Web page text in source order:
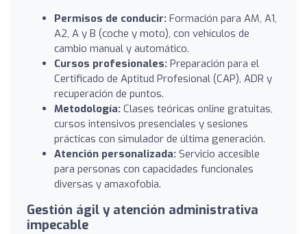
Permisos de conducir: Formación para AM, A1,
A2, A y B (coche y moto), con vehículos de
cambio manual y automático.
Cursos profesionales: Preparación para el
Certificado de Aptitud Profesional (CAP), ADR y
recuperación de puntos.
Metodología: Clases teóricas online gratuitas,
cursos intensivos presenciales y sesiones
prácticas con simulador de última generación.
Atención personalizada: Servicio accesible
para personas con capacidades funcionales
diversas y amaxofobia.
Gestión ágil y atención administrativa
impecable